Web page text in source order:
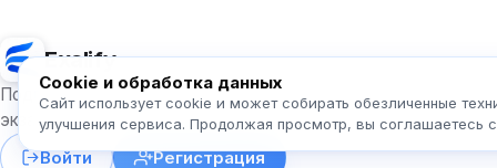
Exalify
Подготовка к международным языковым
экзаменам
Войти
Регистрация
Cookie и обработка данных
Сайт использует cookie и может собирать обезличенные
улучшения сервиса. Продолжая просмотр, вы соглашаетесь с